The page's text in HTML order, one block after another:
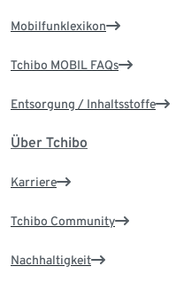
Mobilfunklexikon
Tchibo MOBIL FAQs
Entsorgung / Inhaltsstoffe
Über Tchibo
Karriere
Tchibo Community
Nachhaltigkeit